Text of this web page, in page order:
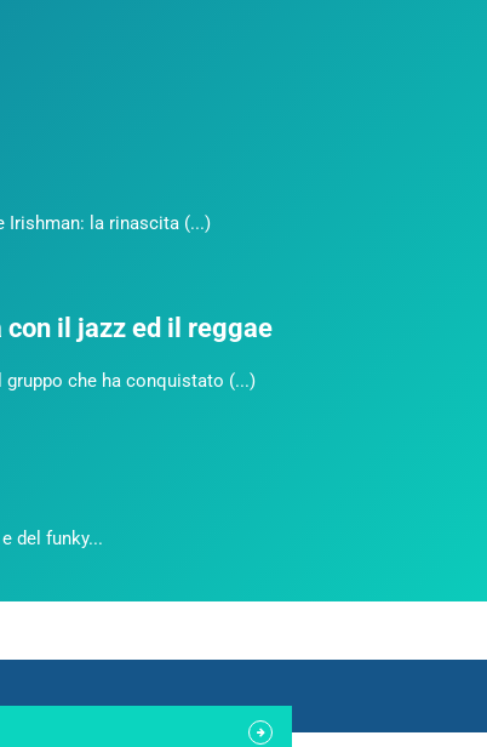
Irishman: la rinascita (...)
il jazz ed il reggae
che ha conquistato (...)
del funky...